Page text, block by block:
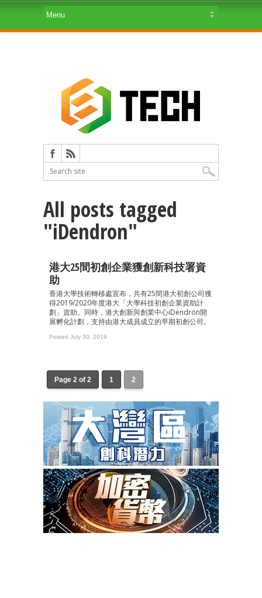
All posts tagged
"iDendron"
港大25間初創企業獲創新科技署資
助
香港大學技術轉移處宣布，共有25間港大初創公司獲
得2019/2020年度港大「大學科技初創企業資助計
劃」資助。同時，港大創新與創業中心iDendron開
展孵化計劃，支持由港大成員成立的早期初創公司。
Posted July 30, 2019
Page 2 of 2 1 2